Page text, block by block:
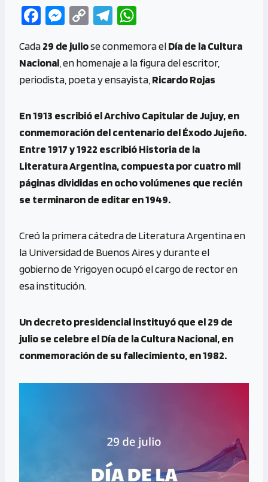
Fa
b
o
k
M
se
n
g
er
C
py
Li
n
k
Te
gr
a
m
at
s
p
p
Cada29 de juliose conmemora elDía de la Cultura
Nacional , en homenaje a la figura del escritor,
periodista, poeta y ensayista, Ricardo Rojas
En 1913 escribió el Archivo Capitular de Jujuy, en
conmemoración del centenario del Éxodo Jujeño.
Entre 1917 y 1922 escribió Historia de la
Literatura Argentina, compuesta por cuatro mil
páginas divididas en ocho volúmenes que recién
se terminaron de editar en 1949.
Creó la primera cátedra de Literatura Argentina en
la Universidad de Buenos Aires y durante el
gobierno de Yrigoyen ocupó el cargo de rector en
esa institución.
Un decreto presidencial instituyó que el 29 de
julio se celebre el Día de la Cultura Nacional, en
conmemoración de su fallecimiento, en 1982.